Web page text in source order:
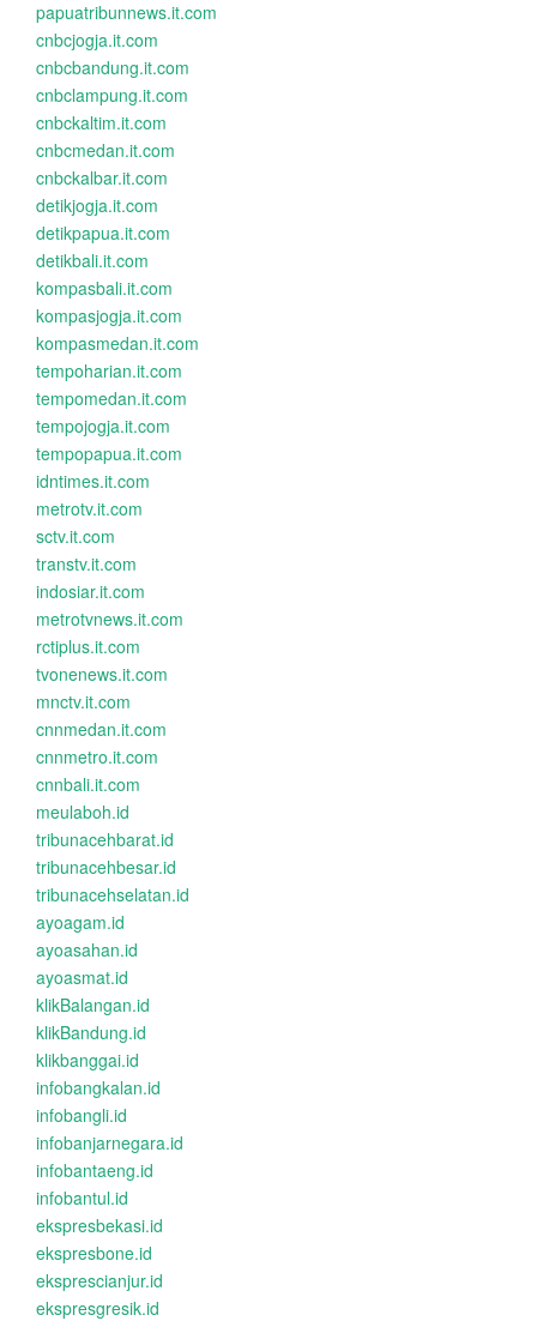
papuatribunnews.it.com
cnbcjogja.it.com
cnbcbandung.it.com
cnbclampung.it.com
cnbckaltim.it.com
cnbcmedan.it.com
cnbckalbar.it.com
detikjogja.it.com
detikpapua.it.com
detikbali.it.com
kompasbali.it.com
kompasjogja.it.com
kompasmedan.it.com
tempoharian.it.com
tempomedan.it.com
tempojogja.it.com
tempopapua.it.com
idntimes.it.com
metrotv.it.com
sctv.it.com
transtv.it.com
indosiar.it.com
metrotvnews.it.com
rctiplus.it.com
tvonenews.it.com
mnctv.it.com
cnnmedan.it.com
cnnmetro.it.com
cnnbali.it.com
meulaboh.id
tribunacehbarat.id
tribunacehbesar.id
tribunacehselatan.id
ayoagam.id
ayoasahan.id
ayoasmat.id
klikBalangan.id
klikBandung.id
klikbanggai.id
infobangkalan.id
infobangli.id
infobanjarnegara.id
infobantaeng.id
infobantul.id
ekspresbekasi.id
ekspresbone.id
eksprescianjur.id
ekspresgresik.id